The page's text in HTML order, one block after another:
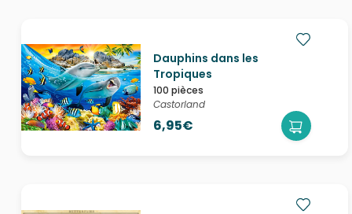
Dauphins dans les
Tropiques
100 pièces
Castorland
6,95€